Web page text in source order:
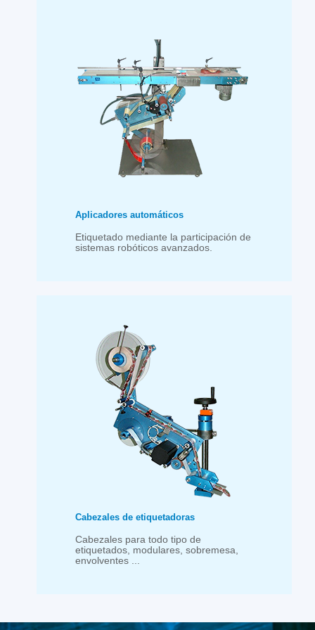
Aplicadores automáticos
Etiquetado mediante la participación de
sistemas robóticos avanzados.
Cabezales de etiquetadoras
Cabezales para todo tipo de
etiquetados, modulares, sobremesa,
envolventes ...